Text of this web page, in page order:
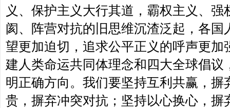
义、保护主义大行其道，霸权主义、
阂、阵营对抗的旧思维沉渣泛起，各国
望更加迫切，追求公平正义的呼声更加
建人类命运共同体理念和四大全球倡议
明正确方向。我们要坚持互利共赢，摒
贵，摒弃冲突对抗；坚持以心换心，摒